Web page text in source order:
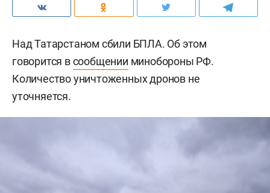
Над Татарстаном сбили БПЛА. Об этом
говорится всообщении минобороны РФ.
Количество уничтоженных дронов не
уточняется.